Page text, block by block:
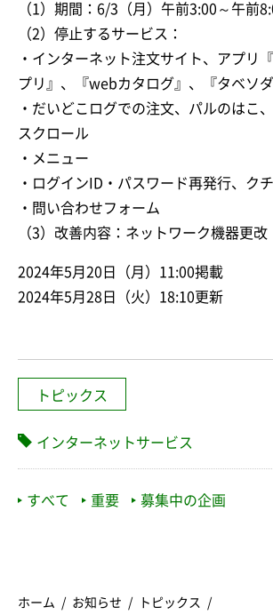
（1）期間：6/3（月）午前3:00～午前
（2）停止するサービス：
・インターネット注文サイト、アプリ
プリ』、『webカタログ』、『タベソダ
・だいどこログでの注文、パルのはこ
スクロール
・メニュー
・ログインID・パスワード再発行、ク
・問い合わせフォーム
（3）改善内容：ネットワーク機器更改
2024年5月20日（月）11:00掲載
2024年5月28日（火）18:10更新
トピックス
インターネットサービス
すべて 重要 募集中の企画
ホーム お知らせ
トピックス